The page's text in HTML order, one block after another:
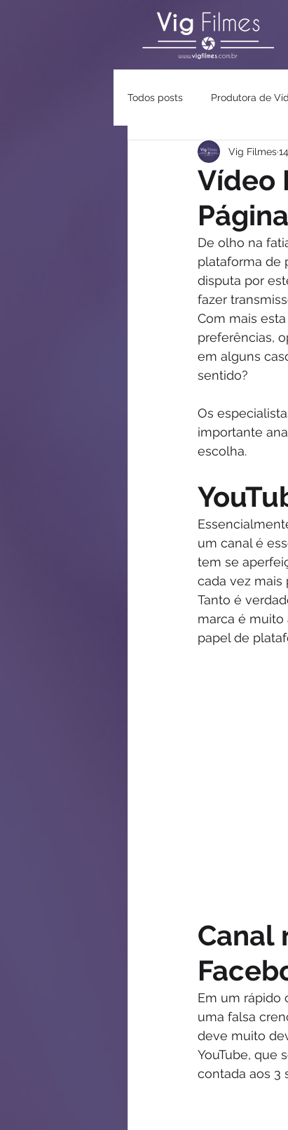
Todos posts Produtora de
Vídeo
Vig Filmes
De olho na
plataforma de
disputa por
fazer
Com mais
preferências,
em alguns
sentido?
Os
importante
escolha.
um canal é
tem se
cada vez mais
Tanto é
marca é muito
papel de
Canal
Em um rápido
uma falsa
deve muito
YouTube, que
contada aos 3